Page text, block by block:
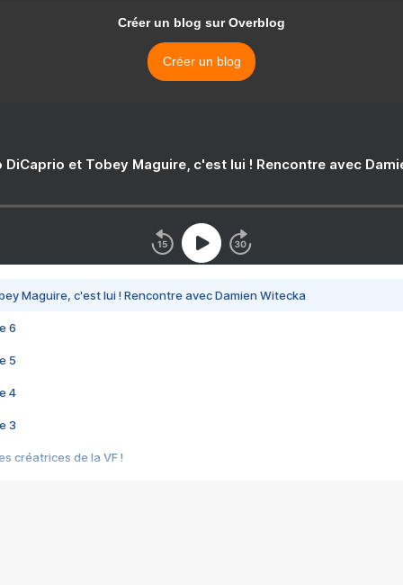
Créer un blog sur Overblog
Créer un blog
DiCaprio et Tobey Maguire, c'est lui ! Rencontre avec
Maguire, c'est lui ! Rencontre avec Damien Witecka
6
5
4
3
créatrices de la VF !